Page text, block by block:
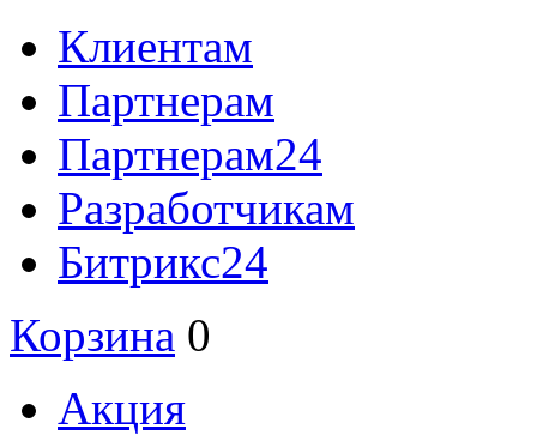
Клиентам
Партнерам
Партнерам24
Разработчикам
Битрикс24
Корзина 0
Акция